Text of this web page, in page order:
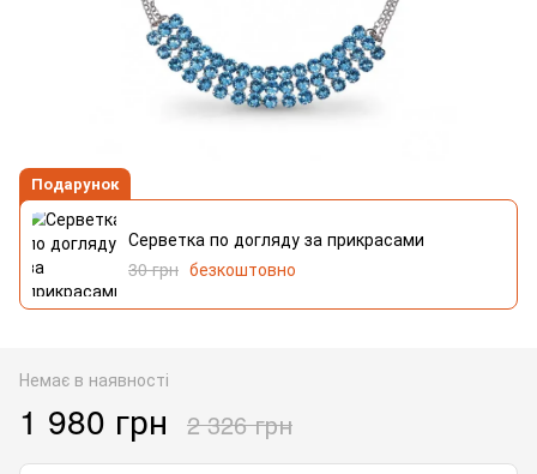
Подарунок
Серветка по догляду за прикрасами
30 грн безкоштовно
Немає в наявності
1 980 грн 2 326 грн